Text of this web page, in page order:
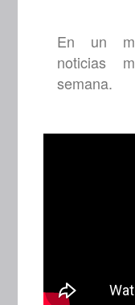
En un
noticias
semana.